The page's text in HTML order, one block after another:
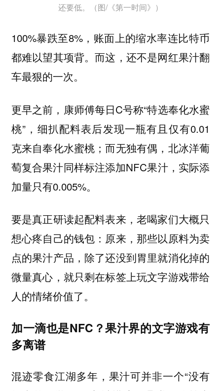
还要低。（图/《第一时间》）
100%暴跌至8%，账面上的缩水率连比特币
都难以望其项背。而这，还不是网红果汁翻
车最狠的一次。
更早之前，康师傅每日C号称“特选奉化水蜜
桃”，细扒配料表后发现一瓶有且仅有0.01
克来自奉化水蜜桃；而无独有偶，北冰洋葡
萄复合果汁同样标注添加NFC果汁，实际添
加量只有0.005%。
要是真正研读起配料表来，老喝家们大概只
想心疼自己的钱包：原来，那些以原料为卖
点的果汁产品，除了还没到胃里就消化掉的
微量真心，就只剩在标签上玩文字游戏带给
人的情绪价值了。
加一滴也是NFC？果汁界的文字游戏有
多离谱
混迹零食江湖多年，果汁可并非一个“没有